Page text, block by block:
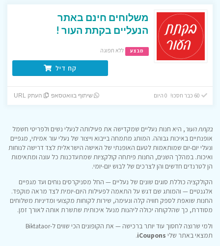
משלוחים חינם באתר
הנעליים בקתת העור !
מבצע ללא תפוגה
קח דיל
שיתוף בוואטסאפ העתק URL
בקתת העור, היא חנות נעליים שמקדישה את פעילותה לנעלי נשים ולפריטי חשמל
אופנתיים באיכות גבוהה. המותג מתמחה בייבוא וייצור של נעלי עור אמיתי, מגפיים
ונעלי יום-יום שמותאמות לטעם האופנתי של האישה הישראלית לצד דרישה לנוחות
ואיכות. במהלך השנים, החנות פיתחה קולקציות שמתעדכנות כל עונה ומתאימות
הן לטרנדים חדשים והן לצרכים של לבוש יום-יומי.
הקולקציה כוללת סוגים שונים של נעליים — החל מסניקרסים נוחים ועד מגפיים
אלגנטיים — והמותג שם דגש על התאמה לפעילות היום-יומית לצד מראה מוקפד.
החנות שואפת לספק חוויה קלה ונעימה, שירות לקוחות מקצועי ומדיניות משלוחים
מסודרת, כך שהלקוחה יכולה ליהנות מנעל איכותית שתשרת אותה לאורך זמן.
ולמי שרוצה לחסוך עוד יותר ברכישה — את הקופונים הכי שווים ל-Biktataor
תמצאי באתר שלי iCoupons
.